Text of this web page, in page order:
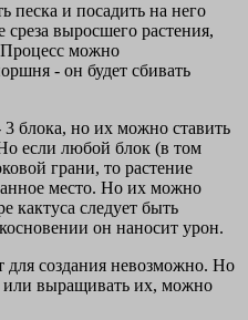
песка и посадить на него
среза выросшего растения,
Процесс можно
- он будет сбивать
блока, но их можно ставить
если любой блок (в том
грани, то растение
место. Но их можно
кактуса следует быть
он наносит урон.
для создания невозможно. Но
или выращивать их, можно